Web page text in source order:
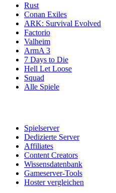
Rust
Conan Exiles
ARK: Survival Evolved
Factorio
Valheim
ArmA 3
7 Days to Die
Hell Let Loose
Squad
Alle Spiele
Spielserver
Dedizierte Server
Affiliates
Content Creators
Wissensdatenbank
Gameserver-Tools
Hoster vergleichen